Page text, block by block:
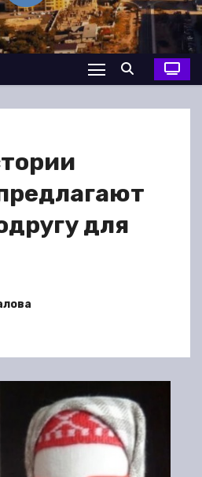
для